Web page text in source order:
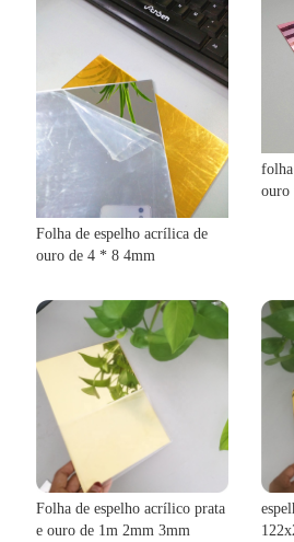
Folha de espelho acrílica de
ouro de 4 * 8 4mm
ouro
Folha de espelho acrílico prata
e ouro de 1m 2mm 3mm